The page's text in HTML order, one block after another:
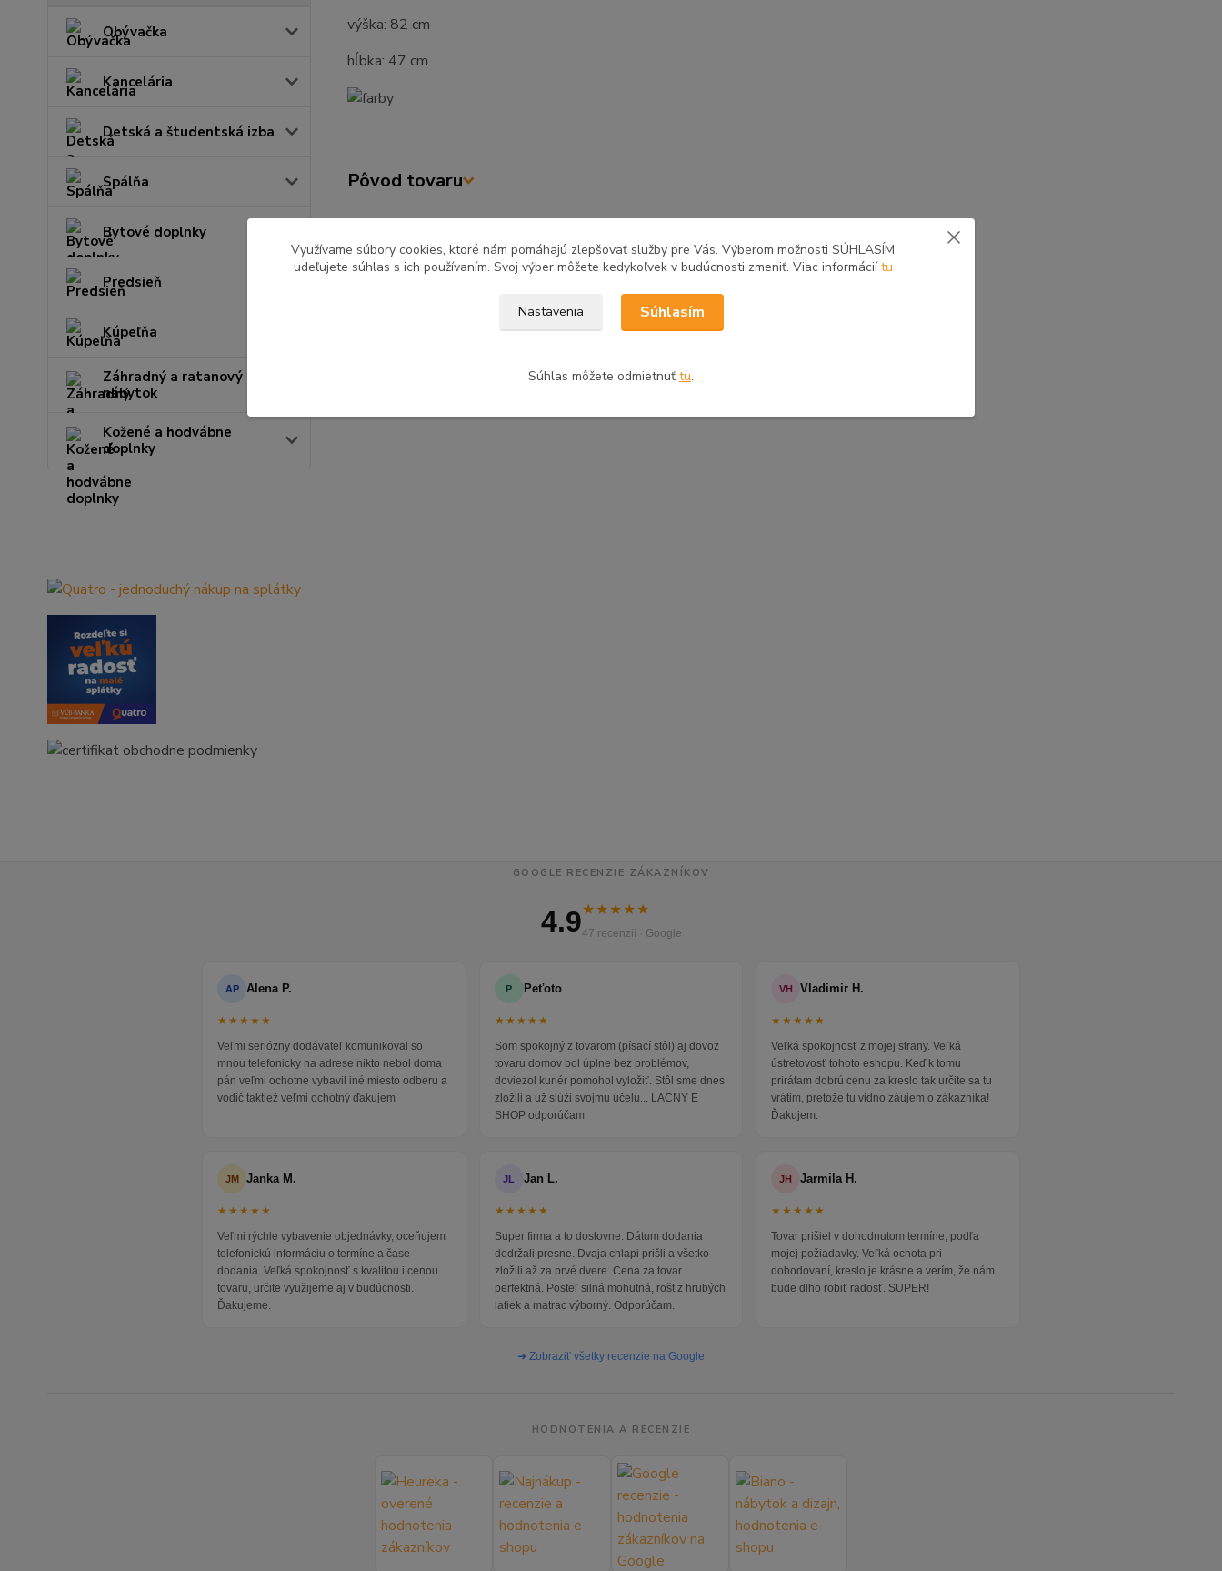
Obývačka
Kancelária
Detská a študentská izba
Spálňa
Bytové doplnky
Predsieň
Kúpeľňa
Záhradný a ratanový
nábytok
Kožené a hodvábne
doplnky
výška: 82 cm
hĺbka: 47 cm
Pôvod tovaru
Tovar zaradený v kategóriách
Kuchynské linky
GOOGLE RECENZIE ZÁKAZNÍKOV
4.9★★★★★
47 recenzií · Google
AP Alena P.
★★★★★
Veľmi seriózny dodávateľ komunikoval so
mnou telefonicky na adrese nikto nebol doma
pán veľmi ochotne vybavil iné miesto odberu a
vodič taktiež veľmi ochotný ďakujem
P Peťoto
★★★★★
Som spokojný z tovarom (písací stôl) aj dovoz
tovaru domov bol úplne bez problémov,
doviezol kuriér pomohol vyložiť. Stôl sme dnes
zložili a už slúži svojmu účelu... LACNY E
SHOP odporúčam
VH Vladimir H.
★★★★★
Veľká spokojnosť z mojej strany. Veľká
ústretovosť tohoto eshopu. Keď k tomu
prirátam dobrú cenu za kreslo tak určite sa tu
vrátim, pretože tu vidno záujem o zákazníka!
Ďakujem.
JM Janka M.
★★★★★
Veľmi rýchle vybavenie objednávky, oceňujem
telefonickú informáciu o termíne a čase
dodania. Veľká spokojnosť s kvalitou i cenou
tovaru, určite využijeme aj v budúcnosti.
Ďakujeme.
JL Jan L.
★★★★★
Super firma a to doslovne. Dátum dodania
dodržali presne. Dvaja chlapi prišli a všetko
zložili až za prvé dvere. Cena za tovar
perfektná. Posteľ silná mohutná, rošt z hrubých
latiek a matrac výborný. Odporúčam.
JH Jarmila H.
★★★★★
Tovar prišiel v dohodnutom termíne, podľa
mojej požiadavky. Veľká ochota pri
dohodovaní, kreslo je krásne a verím, že nám
bude dlho robiť radosť. SUPER!
➜ Zobraziť všetky recenzie na Google
HODNOTENIA A RECENZIE
Využívame súbory cookies, ktoré nám pomáhajú zlepšovať služby pre Vás. Výberom možnosti SÚHLASÍM
udeľujete súhlas s ich používaním. Svoj výber môžete kedykoľvek v budúcnosti zmeniť. Viac informáciítu
Nastavenia Súhlasím
Súhlas môžete odmietnuť tu.